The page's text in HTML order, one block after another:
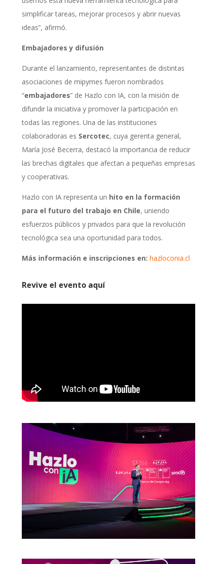
simplificar tareas, mejorar procesos y abrir nuevas
ideas”, afirmó.
Embajadores y difusión
Durante el lanzamiento, representantes de distintas
asociaciones de mipymes fueron nombrados
“embajadores” de Hazlo con IA, con la misión de
difundir la iniciativa y promover la participación en
todas las regiones. Una de las instituciones
colaboradoras es Sercotec, cuya gerenta general,
María José Becerra, destacó la importancia de reducir
las brechas digitales que afectan a pequeñas empresas
y cooperativas.
Hazlo con IA representa un hito en la formación
para el futuro del trabajo en Chile, uniendo
esfuerzos públicos y privados para que la revolución
tecnológica sea una oportunidad para todos.
Más información e inscripciones en: hazloconia.cl
Revive el evento aquí